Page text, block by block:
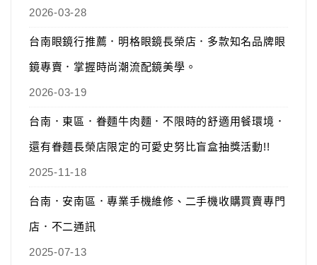
2026-03-28
台南眼鏡行推薦．明格眼鏡長榮店．多款知名品牌眼
鏡專賣．掌握時尚潮流配鏡美學。
2026-03-19
台南．東區．眷麵牛肉麵．不限時的舒適用餐環境．
還有眷麵長榮店限定的可愛史努比盲盒抽獎活動!!
2025-11-18
台南．安南區．專業手機維修、二手機收購買賣專門
店．不二通訊
2025-07-13